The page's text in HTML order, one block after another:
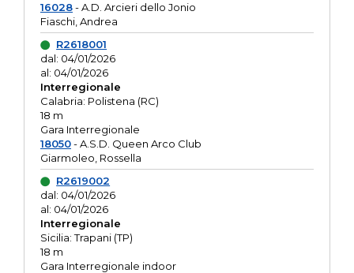
16028- A.D. Arcieri dello Jonio
Fiaschi, Andrea
R2618001
dal: 04/01/2026
al: 04/01/2026
Interregionale
Calabria: Polistena (RC)
18 m
Gara Interregionale
18050- A.S.D. Queen Arco Club
Giarmoleo, Rossella
R2619002
dal: 04/01/2026
al: 04/01/2026
Interregionale
Sicilia: Trapani (TP)
18 m
Gara Interregionale indoor